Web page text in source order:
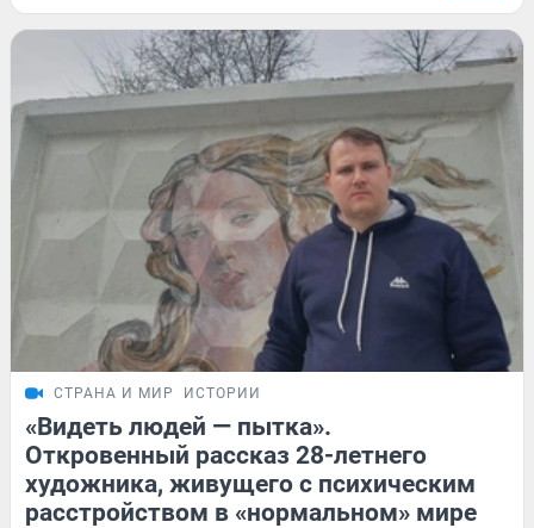
СТРАНА И МИР ИСТОРИИ
«Видеть людей — пытка».
Откровенный рассказ 28-летнего
художника, живущего с психическим
расстройством в «нормальном» мире